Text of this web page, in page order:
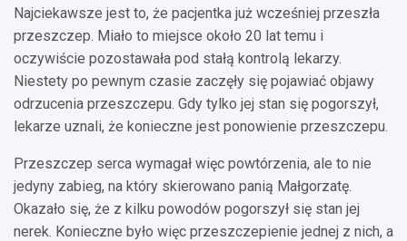
Najciekawsze jest to, że pacjentka już wcześniej przeszła
przeszczep. Miało to miejsce około 20 lat temu i
oczywiście pozostawała pod stałą kontrolą lekarzy.
Niestety po pewnym czasie zaczęły się pojawiać objawy
odrzucenia przeszczepu. Gdy tylko jej stan się pogorszył,
lekarze uznali, że konieczne jest ponowienie przeszczepu.
Przeszczep serca wymagał więc powtórzenia, ale to nie
jedyny zabieg, na który skierowano panią Małgorzatę.
Okazało się, że z kilku powodów pogorszył się stan jej
nerek. Konieczne było więc przeszczepienie jednej z nich, a